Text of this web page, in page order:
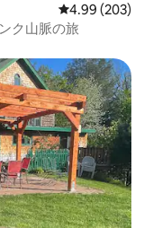
レビュー203
4.99 (203)
ク山脈の旅